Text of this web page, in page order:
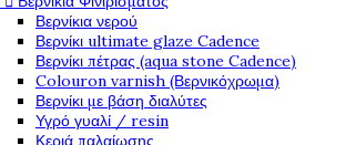
Βερνίκια νερού
Βερνίκι ultimate glaze Cadence
Βερνίκι πέτρας (aqua stone Cadence)
Colouron varnish (Βερνικόχρωμα)
Βερνίκι με βάση διαλύτες
Υγρό γυαλί / resin
Κεριά παλαίωσης